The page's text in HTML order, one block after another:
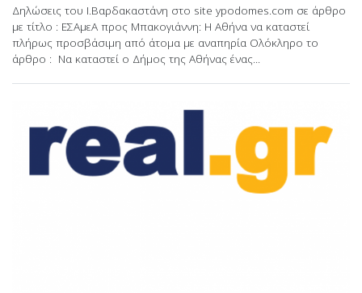
Δηλώσεις του Ι.Βαρδακαστάνη στο site ypodomes.com σε άρθρο
με τίτλο : ΕΣΑμεΑ προς Μπακογιάννη: Η Αθήνα να καταστεί
πλήρως προσβάσιμη από άτομα με αναπηρία Ολόκληρο το
άρθρο : Nα καταστεί ο Δήμος της Αθήνας ένας...